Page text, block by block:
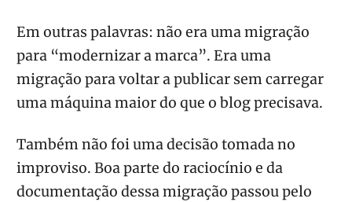
Em outras palavras: não era uma migração
para “modernizar a marca”. Era uma
migração para voltar a publicar sem carregar
uma máquina maior do que o blog precisava.
Também não foi uma decisão tomada no
improviso. Boa parte do raciocínio e da
documentação dessa migração passou pelo